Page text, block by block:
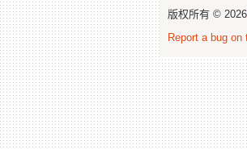
版权所有 © 2026
Report a bug on